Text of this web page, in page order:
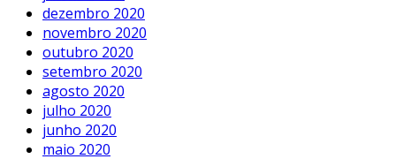
dezembro 2020
novembro 2020
outubro 2020
setembro 2020
agosto 2020
julho 2020
junho 2020
maio 2020